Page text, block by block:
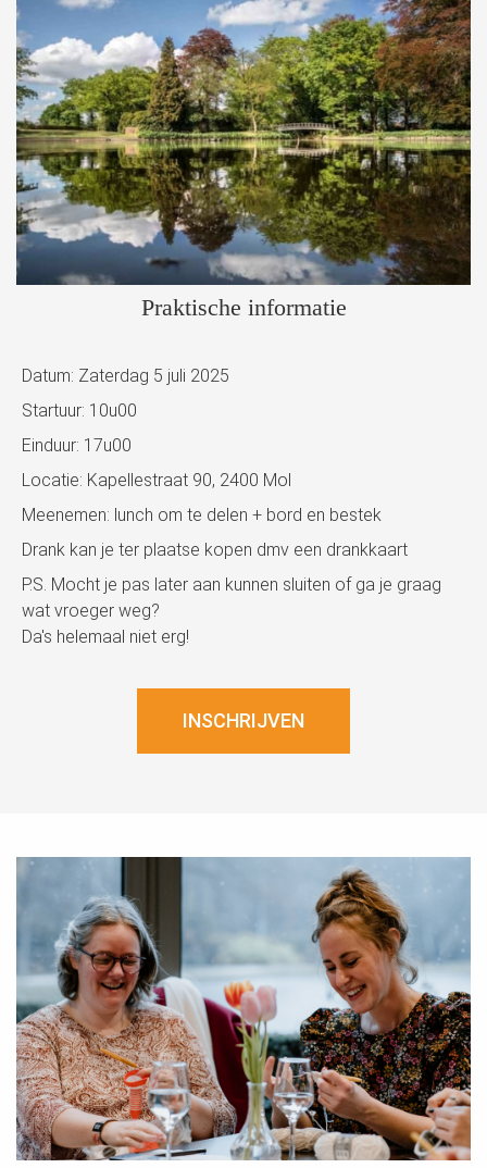
Praktische informatie
Datum: Zaterdag 5 juli 2025
Startuur: 10u00
Einduur: 17u00
Locatie: Kapellestraat 90, 2400 Mol
Meenemen: lunch om te delen + bord en bestek
Drank kan je ter plaatse kopen dmv een drankkaart
P.S. Mocht je pas later aan kunnen sluiten of ga je graag
wat vroeger weg?
Da's helemaal niet erg!
INSCHRIJVEN